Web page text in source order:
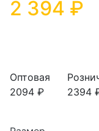
2 394 ₽
Оптовая
2094 ₽
2394